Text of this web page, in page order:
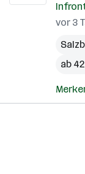
vor 3
ab